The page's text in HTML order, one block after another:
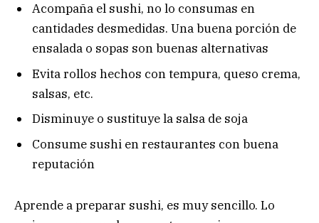
Acompaña el sushi, no lo consumas en
cantidades desmedidas. Una buena porción de
ensalada o sopas son buenas alternativas
Evita rollos hechos con tempura, queso crema,
salsas, etc.
Disminuye o sustituye la salsa de soja
Consume sushi en restaurantes con buena
reputación
Aprende a preparar sushi, es muy sencillo. Lo